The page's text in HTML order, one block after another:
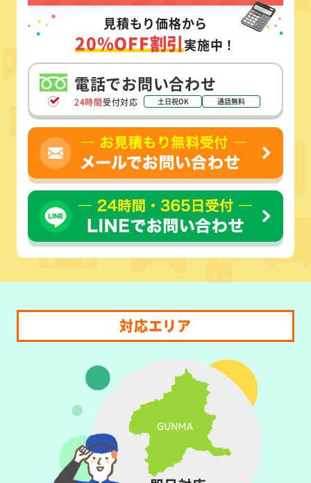
見積もり価格から
20%OFF割引実施中！
電話でお問い合わせ
24時間受付対応 土日祝OK 通話無料
対応エリア